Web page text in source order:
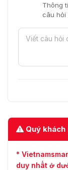
Thông
câu hỏi
Quý
*
duy nhất ở